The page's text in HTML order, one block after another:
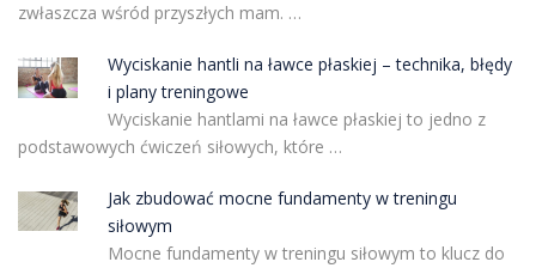
zwłaszcza wśród przyszłych mam. …
Wyciskanie hantli na ławce płaskiej – technika, błędy
i plany treningowe
Wyciskanie hantlami na ławce płaskiej to jedno z
podstawowych ćwiczeń siłowych, które …
Jak zbudować mocne fundamenty w treningu
siłowym
Mocne fundamenty w treningu siłowym to klucz do